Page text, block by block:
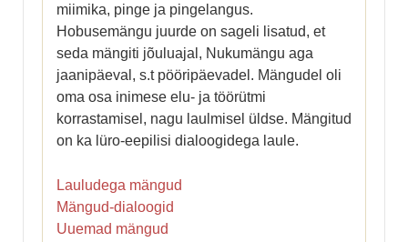
miimika, pinge ja pingelangus.
Hobusemängu juurde on sageli lisatud, et
seda mängiti jõuluajal, Nukumängu aga
jaanipäeval, s.t pööripäevadel. Mängudel oli
oma osa inimese elu- ja töörütmi
korrastamisel, nagu laulmisel üldse. Mängitud
on ka lüro-eepilisi dialoogidega laule.
Lauludega mängud
Mängud-dialoogid
Uuemad mängud